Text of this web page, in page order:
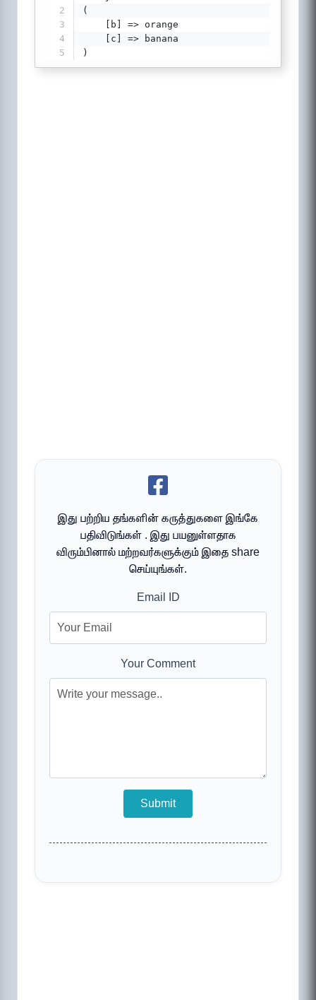
2
(
3
    [b] => orange
4
    [c] => banana
5
)
இது பற்றிய தங்களின் கருத்துகளை இங்கே
பதிவிடுங்கள் . இது பயனுள்ளதாக
விரும்பினால் மற்றவர்களுக்கும் இதை share
செய்யுங்கள்.
Email ID
Your Comment